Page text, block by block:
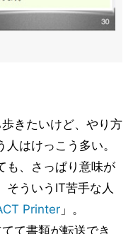
きたいけど、やり方
はけっこう多い。
も、さっぱり意味が
そういうIT苦手な人
Printer 」。
て書類が転送でき